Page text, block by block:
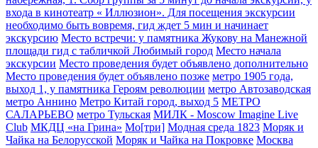
входа в кинотеатр « Иллюзион». Для посещения экскурсии
необходимо быть вовремя, гид ждет 5 мин и начинает
экскурсию Место встречи: у памятника Жукову на Манежной
площади гид с табличкой Любимый город Место начала
экскурсии Место проведения будет объявлено дополнительно
Место проведения будет объявлено позже метро 1905 года,
выход 1, у памятника Героям революции метро Автозаводская
метро Аннино Метро Китай город, выход 5 МЕТРО
САЛАРЬЕВО метро Тульская МИЛК - Moscow Imagine Live
Club МКДЦ «на Грина» Мо[три] Модная среда 1823 Моряк и
Чайка на Белорусской Моряк и Чайка на Покровке Москва